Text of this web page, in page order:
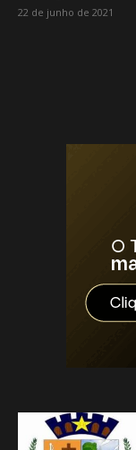
22 de junho de 2021